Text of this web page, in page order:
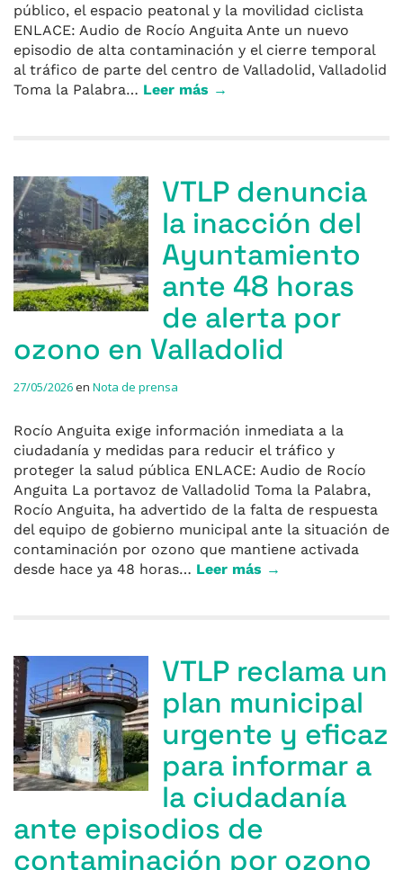
público, el espacio peatonal y la movilidad ciclista
ENLACE: Audio de Rocío Anguita Ante un nuevo
episodio de alta contaminación y el cierre temporal
al tráfico de parte del centro de Valladolid, Valladolid
Toma la Palabra… Leer más →
VTLP denuncia
la inacción del
Ayuntamiento
ante 48 horas
de alerta por
ozono en Valladolid
27/05/2026en Nota de prensa
Rocío Anguita exige información inmediata a la
ciudadanía y medidas para reducir el tráfico y
proteger la salud pública ENLACE: Audio de Rocío
Anguita La portavoz de Valladolid Toma la Palabra,
Rocío Anguita, ha advertido de la falta de respuesta
del equipo de gobierno municipal ante la situación de
contaminación por ozono que mantiene activada
desde hace ya 48 horas… Leer más →
VTLP reclama un
plan municipal
urgente y eficaz
para informar a
la ciudadanía
ante episodios de
contaminación por ozono